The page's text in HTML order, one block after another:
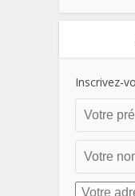
Inscrivez-